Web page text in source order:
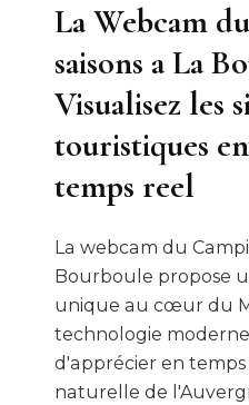
La Webcam
saisons a La
Visualisez les
touristiques
temps reel
La webcam du
Bourboule propose
unique au cœur du
technologie
d'apprécier en
naturelle de